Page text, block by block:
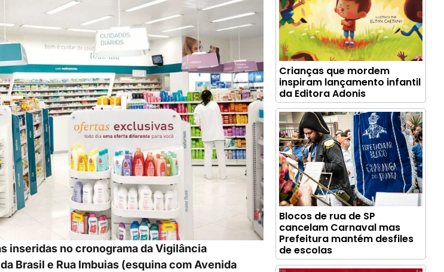
inseridas no cronograma da Vigilância
Brasil e Rua Imbuias (esquina com Avenida
Crianças que mordem
inspiram lançamento infantil
da Editora Adonis
Blocos de rua de SP
cancelam Carnaval mas
Prefeitura mantém desfiles
de escolas